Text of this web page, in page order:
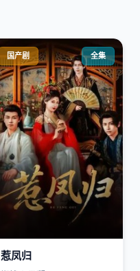
国产剧 全集
惹凤归